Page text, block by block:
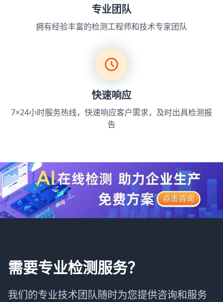
专业团队
拥有经验丰富的检测工程师和技术专家团队
快速响应
7×24小时服务热线，快速响应客户需求，及时出具检测报
告
需要专业检测服务？
我们的专业技术团队随时为您提供咨询和服务